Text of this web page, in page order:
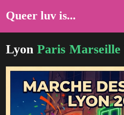
Queer luv is...
Lyon Paris Marseille